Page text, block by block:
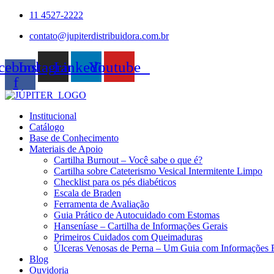
11 4527-2222
contato@jupiterdistribuidora.com.br
f
InstagramLinkedinYoutube
Institucional
Catálogo
Base de Conhecimento
Materiais de Apoio
Cartilha Burnout – Você sabe o que é?
Cartilha sobre Cateterismo Vesical Intermitente Limpo
Checklist para os pés diabéticos
Escala de Braden
Ferramenta de Avaliação
Guia Prático de Autocuidado com Estomas
Hanseníase – Cartilha de Informações Gerais
Primeiros Cuidados com Queimaduras
Úlceras Venosas de Perna – Um Guia com Informações
Blog
Ouvidoria